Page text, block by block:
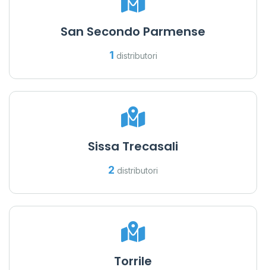
San Secondo Parmense
1 distributori
Sissa Trecasali
2 distributori
Torrile